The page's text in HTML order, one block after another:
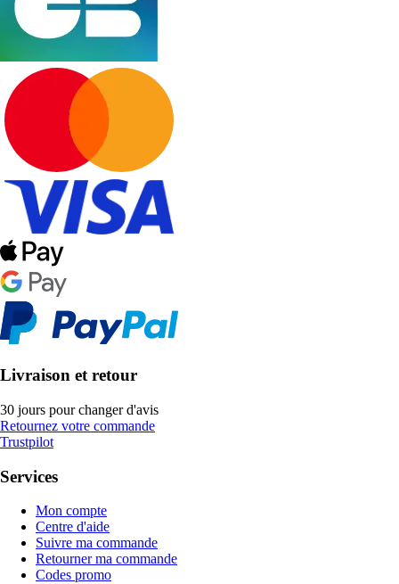
Livraison et retour
30 jours pour changer d'avis
Retournez votre commande
Trustpilot
Services
Mon compte
Centre d'aide
Suivre ma commande
Retourner ma commande
Codes promo